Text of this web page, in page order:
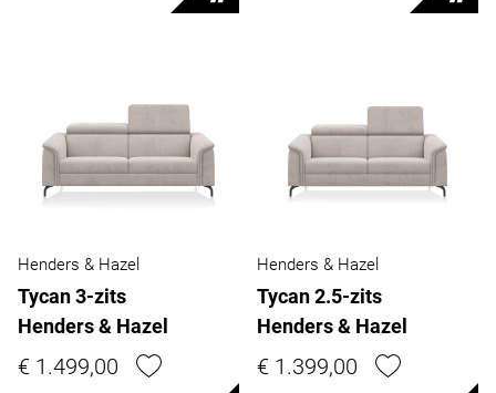
Henders & Hazel
Tycan 3-zits
Henders & Hazel
€ 1.499,00
Henders & Hazel
Tycan 2.5-zits
Henders & Hazel
€ 1.399,00